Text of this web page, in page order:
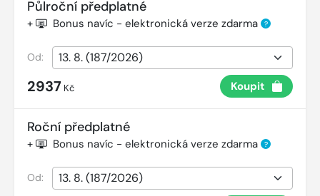
Půlroční předplatné
+ Bonus navíc - elektronická verze zdarma ?
Od:
2937 Kč Koupit
Roční předplatné
+ Bonus navíc - elektronická verze zdarma ?
Od: